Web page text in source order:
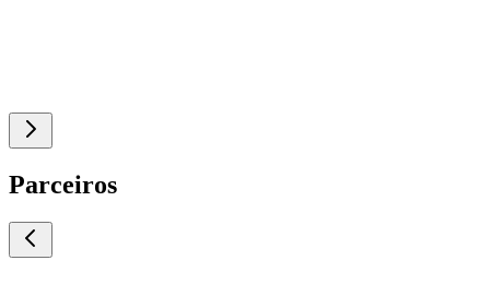
Parceiros